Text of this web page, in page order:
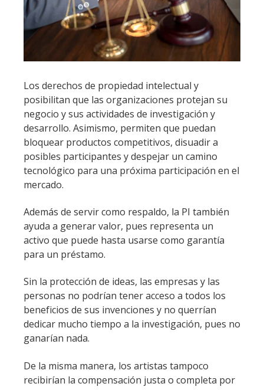
Los derechos de propiedad intelectual y
posibilitan que las organizaciones protejan su
negocio y sus actividades de investigación y
desarrollo. Asimismo, permiten que puedan
bloquear productos competitivos, disuadir a
posibles participantes y despejar un camino
tecnológico para una próxima participación en el
mercado.
Además de servir como respaldo, la PI también
ayuda a generar valor, pues representa un
activo que puede hasta usarse como garantía
para un préstamo.
Sin la protección de ideas, las empresas y las
personas no podrían tener acceso a todos los
beneficios de sus invenciones y no querrían
dedicar mucho tiempo a la investigación, pues no
ganarían nada.
De la misma manera, los artistas tampoco
recibirían la compensación justa o completa por